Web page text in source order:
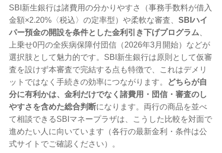
SBI新生銀行は諸費用の分かりやすさ（事務手数料が借入
金額×2.20%〈税込〉の定率型）や柔軟な審査、SBIハイ
パー預金の開設を条件とした金利引き下げプログラム
上乗せ0円の全疾病保障付団信（2026年3月開始）などが
選択肢として魅力的です。SBI新生銀行は原則として仮審
査を設けず本審査で完結する点も特徴で、これはデメリ
ットではなく手続きの効率につながります。 どちらが自
分に有利かは、金利だけでなく諸費用・団信・審査のし
やすさを含めた総合判断になります。両行の商品を並べ
て相談できるSBIマネープラザは、こうした比較を対面で
進めたい人に向いています（各行の最新金利・条件は公
式サイトでご確認ください）。